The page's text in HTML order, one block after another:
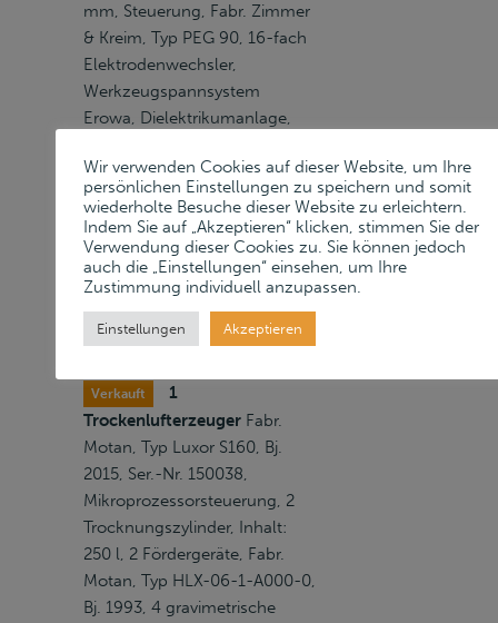
mm, Steuerung, Fabr. Zimmer
& Kreim, Typ PEG 90, 16-fach
Elektrodenwechsler,
Werkzeugspannsystem
Erowa, Dielektrikumanlage,
Bauer, Schubladenschrank, B
750 mm, 8 Auszüge, Inhalt:
Rüstwerkzeuge, techn.
Unterlagen, Erowa
Spannfutter, 16
Verkauft
1
Trockenlufterzeuger Fabr.
Motan, Typ Luxor S160, Bj.
2015, Ser.-Nr. 150038,
Mikroprozessorsteuerung, 2
Trocknungszylinder, Inhalt:
250 l, 2 Fördergeräte, Fabr.
Motan, Typ HLX-06-1-A000-0,
Bj. 1993, 4 gravimetrische
Wir verwenden Cookies auf dieser Website, um Ihre
persönlichen Einstellungen zu speichern und somit
wiederholte Besuche dieser Website zu erleichtern.
Indem Sie auf „Akzeptieren“ klicken, stimmen Sie der
Verwendung dieser Cookies zu. Sie können jedoch
auch die „Einstellungen“ einsehen, um Ihre
Zustimmung individuell anzupassen.
Einstellungen Akzeptieren